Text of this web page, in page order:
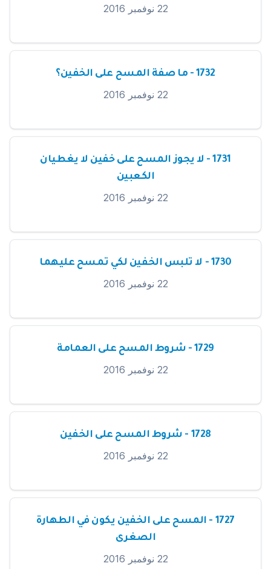
22 نوفمبر 2016
1732 - ما صفة المسح على الخفين؟
22 نوفمبر 2016
1731 - لا يجوز المسح على خفين لا يغطيان
الكعبين
22 نوفمبر 2016
1730 - لا تلبس الخفين لكي تمسح عليهما
22 نوفمبر 2016
1729 - شروط المسح على العمامة
22 نوفمبر 2016
1728 - شروط المسح على الخفين
22 نوفمبر 2016
1727 - المسح على الخفين يكون في الطهارة
الصغرى
22 نوفمبر 2016